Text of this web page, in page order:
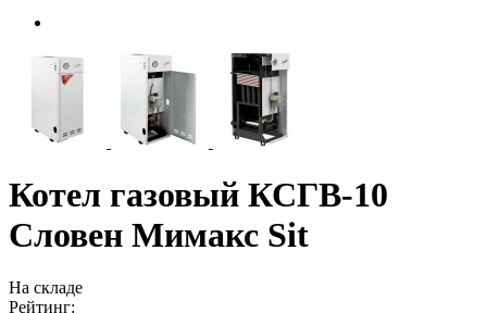
Котел газовый КСГВ-10
Словен Мимакс Sit
На складе
Рейтинг: